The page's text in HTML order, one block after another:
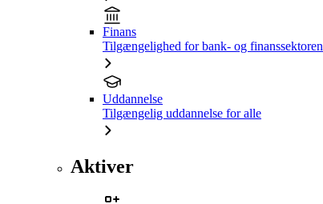
Finans
Tilgængelighed for bank- og finanssektoren
Uddannelse
Tilgængelig uddannelse for alle
Aktiver